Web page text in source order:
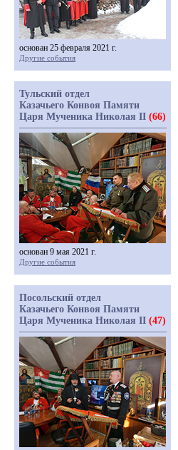
основан 25 февраля 2021 г.
Другие события
Тульский отдел
Казачьего Конвоя Памяти
Царя Мученика Николая II (66)
основан 9 мая 2021 г.
Другие события
Посольский отдел
Казачьего Конвоя Памяти
Царя Мученика Николая II (47)